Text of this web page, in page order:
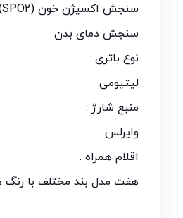
سنجش اکسیژن خون (SPO۲)
سنجش دمای بدن
نوع باتری :
لیتیومی
منبع شارژ :
وایرلس
اقلام همراه :
هفت مدل بند مختلف با رنگ